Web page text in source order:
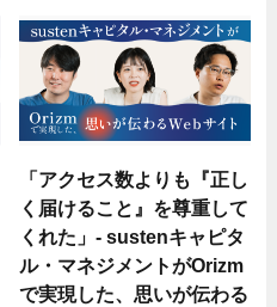
「アクセス数よりも『正し
く届けること』を尊重して
くれた」- sustenキャピタ
ル・マネジメントがOrizm
で実現した、思いが伝わる